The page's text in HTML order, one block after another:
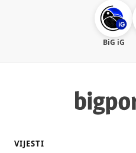
BiG iG
VIJESTI